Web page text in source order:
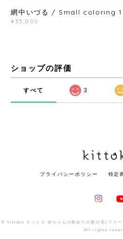
網中いづる / Small coloring 1
¥35,000
ショップの評価
すべて 3
プライバシーポリシー 特定
© kittoko キットコ 赤ちゃんの初めての髪の毛(ファー
All rights